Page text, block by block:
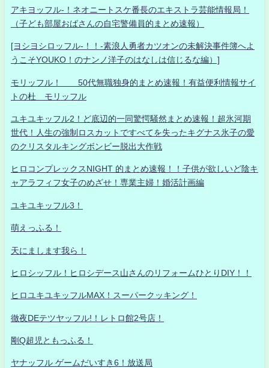
アキヨッフル-！ネオニートスケ番長のエキストラ芸能情報局！
（子ども部屋おばさんの自宅警備員的まとめ速報）
[ヨシヨシロッフル-！！-素浪人勇者カツオンの未解決事件簿へよ
うこそYOUKO！のナンノ洋子のはなしは信じるな編）]
モリッフル！ 50代無職独身的まとめ速報！有益便利情報サイ
トの杜 モリッフル
ユキユキッフル2！ど底辺的一同驚愕騒然まとめ速報！超氷河期
世代！人生の強制ロスカットですべてを失ったキグナス氷子の愛
のクリスタルキングボンビー脱出大作戦
ヒロコンプレックスNIGHT 的まとめ速報！！子供が欲しいど陰キ
ャアラフィフ女子のめざせ！専業主婦！婚活計画編
ユキユキッフル3！
萌えっふる！
天にまします我ら！
ヒロシッフル！ヒロシデース山さんのリフォームひとりDIY！！
ヒロユキユキッフルMAX！スーパークッキング！
徹夜DEテツヤッフル!！レトロ館2号店！
剛Q超児ともっふる！
ヤナッフル ゲームだいすき6！放送局